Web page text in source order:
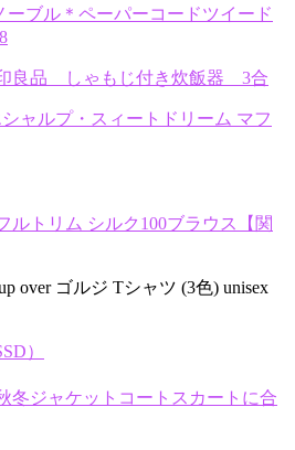
ーブル＊ペーパーコードツイード
良品 しゃもじ付き炊飯器 3合
シャルプ・スィートドリーム マフ
トリム シルク100ブラウス【関
over ゴルジ Tシャツ (3色) unisex
）
冬ジャケットコートスカートに合